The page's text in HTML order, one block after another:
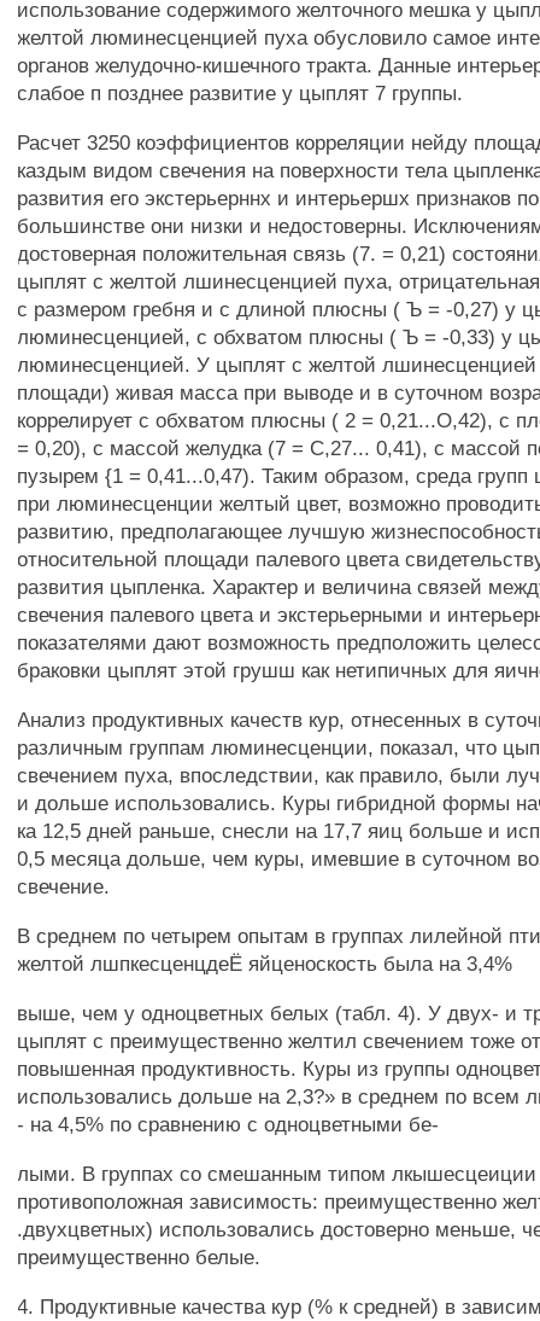
использование содержимого желточного мешка у
желтой люминесценцией пуха обусловило самое
органов желудочно-кишечного тракта. Данные
слабое п позднее развитие у цыплят 7 группы.
Расчет 3250 коэффициентов корреляции нейду
каздым видом свечения на поверхности тела
развития его экстерьерннх и интерьершх признаков
большинстве они низки и недостоверны.
достоверная положительная связь (7. = 0,21)
цыплят с желтой лшинесценцией пуха,
с размером гребня и с длиной плюсны ( Ъ = -0,27) у
люминесценцией, с обхватом плюсны ( Ъ = -0,33) у
люминесценцией. У цыплят с желтой лшинесценцией
площади) живая масса при выводе и в суточном
коррелирует с обхватом плюсны ( 2 = 0,21...О,42), с
= 0,20), с массой желудка (7 = С,27... 0,41), с массой
пузырем {1 = 0,41...0,47). Таким образом, среда
при люминесценции желтый цвет, возможно
развитию, предполагающее лучшую
относительной площади палевого цвета
развития цыпленка. Характер и величина связей
свечения палевого цвета и экстерьерными и
показателями дают возможность предположить
браковки цыплят этой грушш как нетипичных для
Анализ продуктивных качеств кур, отнесенных в
различным группам люминесценции, показал, что
свечением пуха, впоследствии, как правило, были
и дольше использовались. Куры гибридной формы
ка 12,5 дней раньше, снесли на 17,7 яиц больше и
0,5 месяца дольше, чем куры, имевшие в суточном
свечение.
В среднем по четырем опытам в группах лилейной
желтой лшпкесценцдеЁ яйценоскость была на 3,4%
выше, чем у одноцветных белых (табл. 4). У двух- и
цыплят с преимущественно желтил свечением тоже
повышенная продуктивность. Куры из группы
использовались дольше на 2,3?» в среднем по всем
- на 4,5% по сравнению с одноцветными бе-
лыми. В группах со смешанным типом
противоположная зависимость: преимущественно
.двухцветных) использовались достоверно меньше,
преимущественно белые.
4. Продуктивные качества кур (% к средней) в